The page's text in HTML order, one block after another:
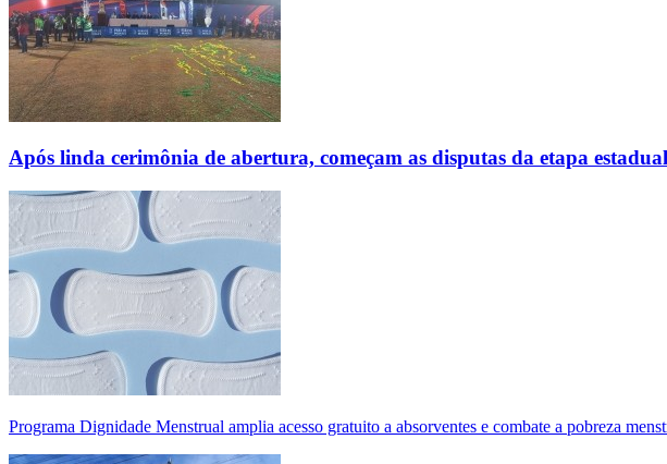
Após linda cerimônia de abertura, começam as disputas da etapa
Programa Dignidade Menstrual amplia acesso gratuito a absorventes e combate a pobreza